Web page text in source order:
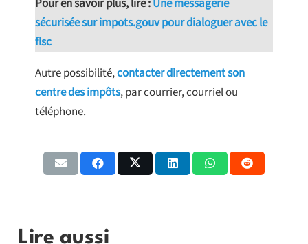
sécurisée sur impots.gouv pour dialoguer avec le
fisc
Autre possibilité,contacter directement son
centre des impôts, par courrier, courriel ou
téléphone.
Lire aussi